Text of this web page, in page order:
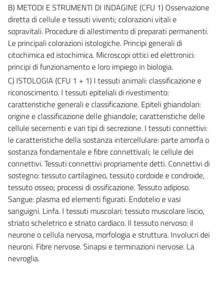
B) METODI E STRUMENTI DI INDAGINE (CFU 1) Osservazione
diretta di cellule e tessuti viventi; colorazioni vitali e
sopravitali. Procedure di allestimento di preparati permanenti.
Le principali colorazioni istologiche. Principi generali di
citochimica ed istochimica. Microscopi ottici ed elettronici:
principi di funzionamento e loro impiego in biologia.
C) ISTOLOGIA (CFU 1 + 1) I tessuti animali: classificazione e
riconoscimento. I tessuti epiteliali di rivestimento:
caratteristiche generali e classificazione. Epiteli ghiandolari:
origine e classificazione delle ghiandole; caratteristiche delle
cellule secernenti e vari tipi di secrezione. I tessuti connettivi:
le caratteristiche della sostanza intercellulare: parte amorfa o
sostanza fondamentale e fibre connettivali; le cellule dei
connettivi. Tessuti connettivi propriamente detti. Connettivi di
sostegno: tessuto cartilagineo, tessuto cordoide e condroide,
tessuto osseo; processi di ossificazione. Tessuto adiposo.
Sangue: plasma ed elementi figurati. Endotelio e vasi
sanguigni. Linfa. I tessuti muscolari: tessuto muscolare liscio,
striato scheletrico e striato cardiaco. Il tessuto nervoso: il
neurone o cellula nervosa, morfologia e struttura. Involucri dei
neuroni. Fibre nervose. Sinapsi e terminazioni nervose. La
nevroglia.